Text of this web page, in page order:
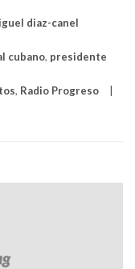
diaz-canel
cubano, presidente
, Radio Progreso